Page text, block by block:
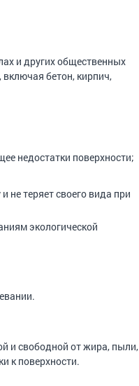
и других общественных
бетон, кирпич,
недостатки поверхности;
не теряет своего вида при
экологической
и свободной от жира, пыли,
к поверхности.